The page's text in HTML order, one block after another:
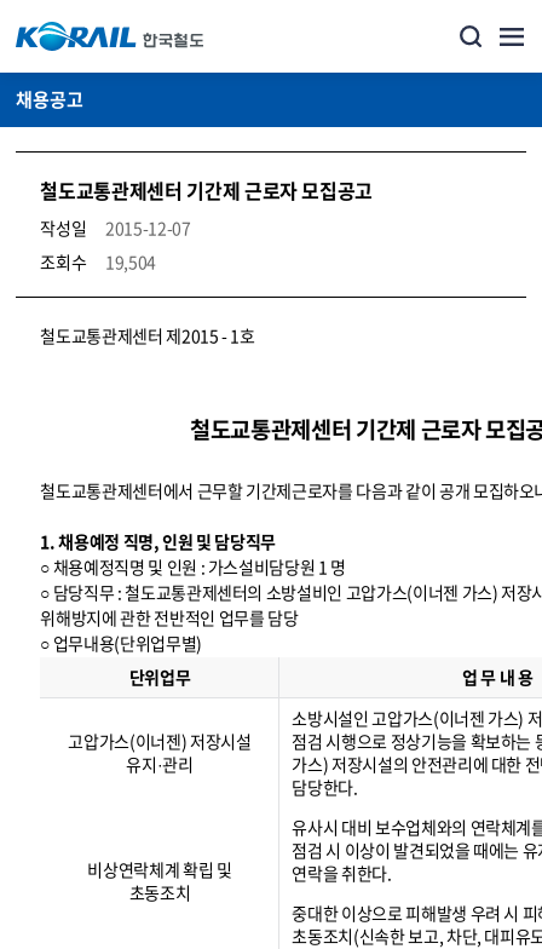
채용공고
철도교통관제센터 기간제 근로자 모집공고
작성일
2015-12-07
조회수
19,504
코레일소개_경영공시_채용공고 상세보기 – 내용, 파일, 담당자 연락처로 구성
철도교통관제센터 제2015 - 1호
철도교통관제센터 기간제 근로자 모집
철도교통관제센터에서 근무할 기간제근로자를 다음과 같이 공개 모집하오
1. 채용예정 직명, 인원 및 담당직무
○ 채용예정직명 및 인원 : 가스설비담당원 1 명
○ 담당직무 : 철도교통관제센터의 소방설비인 고압가스(이너젠 가스) 저장
위해방지에 관한 전반적인 업무를 담당
○ 업무내용(단위업무별)
무
단위업무 업 무 내 용
고압가스(이너젠) 저장시설
유지·관리
소방시설인 고압가스(이너젠 가스)
점검 시행으로 정상기능을 확보하는
가스) 저장시설의 안전관리에 대한
담당한다.
비상연락체계 확립 및
초동조치
유사시 대비 보수업체와의 연락체계
점검 시 이상이 발견되었을 때에는
연락을 취한다.
중대한 이상으로 피해발생 우려 시
초동조치(신속한 보고, 차단, 대피유